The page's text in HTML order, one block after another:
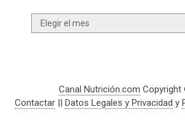
Archivos
Canal Nutrición.com Copyright
Contactar ||Datos Legales y Privacidad y